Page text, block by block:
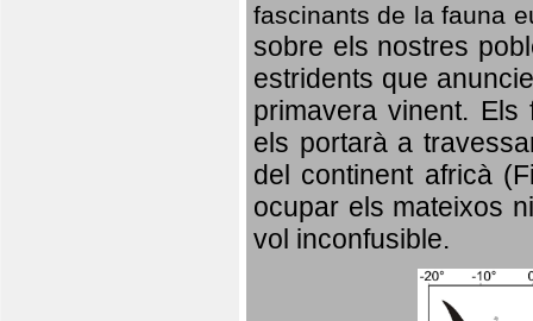
fascinants de la fauna
sobre els nostres
estridents que
primavera vinent. Els
els portarà a
del continent africà
ocupar els mateixos
vol inconfusible.